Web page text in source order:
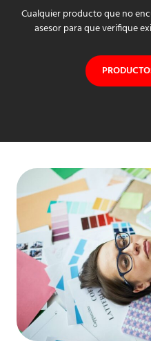
Cualquier producto que no
asesor para que verifique